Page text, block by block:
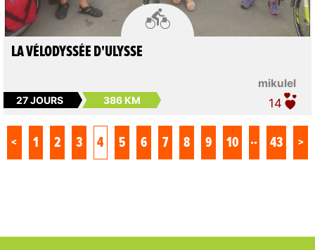

mikulel
LA VÉLODYSSÉE D'ULYSSE
27 JOURS 386 KM 14
< 1 2 3 4 5 6 7 8 9 10 .. 43 >